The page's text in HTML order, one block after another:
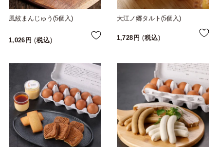
風紋まんじゅう(5個入)
1,026 税込
大江ノ郷タルト(5個入)
1,728 税込